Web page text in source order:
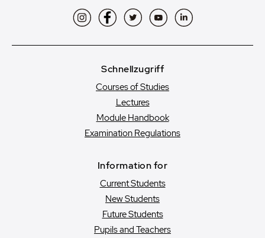
InstagramFacebookTwitterYouTubeLinkedIn
Schnellzugriff
Courses of Studies
Lectures
Module Handbook
Examination Regulations
Information for
Current Students
New Students
Future Students
Pupils and Teachers